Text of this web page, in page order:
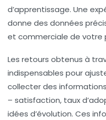
d’apprentissage. Une
donne des données
et commerciale de votre
Les retours obtenus à
indispensables pour
collecter des
– satisfaction, taux
idées d’évolution. Ces